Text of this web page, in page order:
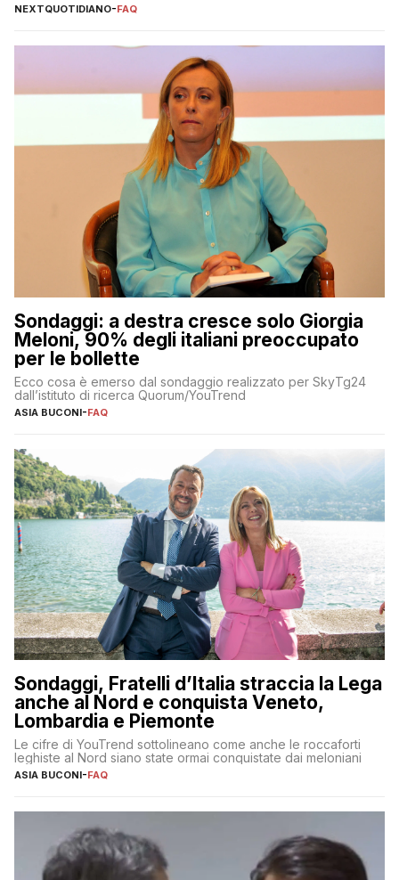
NEXTQUOTIDIANO-FAQ
Sondaggi: a destra cresce solo Giorgia
Meloni, 90% degli italiani preoccupato
per le bollette
Ecco cosa è emerso dal sondaggio realizzato per SkyTg24
dall’istituto di ricerca Quorum/YouTrend
ASIA BUCONI-FAQ
Sondaggi, Fratelli d’Italia straccia la Lega
anche al Nord e conquista Veneto,
Lombardia e Piemonte
Le cifre di YouTrend sottolineano come anche le roccaforti
leghiste al Nord siano state ormai conquistate dai meloniani
ASIA BUCONI-FAQ